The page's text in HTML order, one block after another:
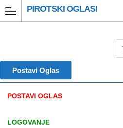
PIROTSKI OGLASI
Postavi Oglas
POSTAVI OGLAS
LOGOVANJE